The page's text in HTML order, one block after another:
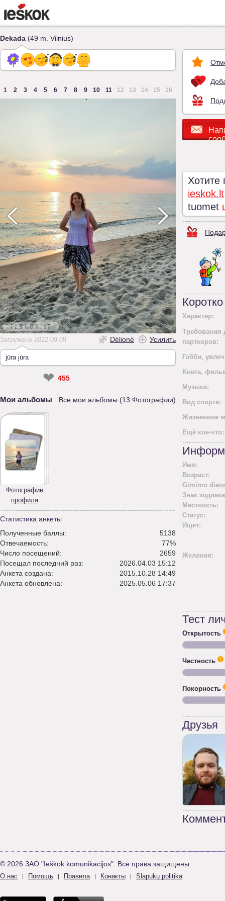
Dekada (49 m. Vilnius)
1 2 3 4 5 6 7 8 9 10 11 12 13 14 15 16
Загружено 2022.09.09 Dėlionė Усилить
jūra jūra
❤ 455
Мои альбомы Все мои альбомы (13 Фотографии)
Фотографии
профиля
Статистика анкеты
Полученные баллы:
5138
Отвечаемость:
77%
Число посещений:
2659
Посещал последний раз:
2026.04.03 15:12
Анкета создана:
2015.10.28 14:49
Анкета обновлена:
2025.05.06 17:37
Хотите
ieskok.lt
tuomet
Характер:
Требования
партнеров:
Гобби,
Kнига,
Mузыка:
Вид спорта:
Жизненное
Ещё кое-что:
Имя:
Возраст:
Gimimo
Знак
Местность:
Статус:
Ищет:
Желания:
Тест
Открытость
Честность
Покорность
Друзья
© 2026 ЗАО "Ieškok komunikacijos". Все права защищены.
О нас | Помощь | Правила | Конакты | Slapukų politika